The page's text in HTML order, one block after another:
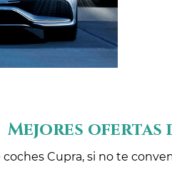
Mejores ofertas
coches Cupra, si no te